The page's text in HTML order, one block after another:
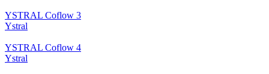
YSTRAL Coflow 3
Ystral
YSTRAL Coflow 4
Ystral